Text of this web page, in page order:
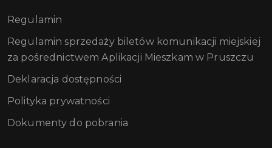
Regulamin
Regulamin sprzedaży biletów komunikacji miejskiej
za pośrednictwem Aplikacji Mieszkam w Pruszczu
Deklaracja dostępności
Polityka prywatności
Dokumenty do pobrania